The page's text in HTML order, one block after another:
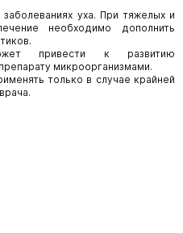
уха. При тяжелых и
необходимо дополнить
привести к развитию
микроорганизмами.
только в случае крайней